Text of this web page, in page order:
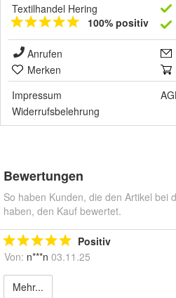
Textilhandel Hering
100% positiv
Anrufen
Merken
Impressum
Widerrufsbelehrung
Bewertungen
So haben Kunden, die den Artikel bei
haben, den Kauf bewertet.
Positiv
Von: n***n 03.11.25
Mehr...